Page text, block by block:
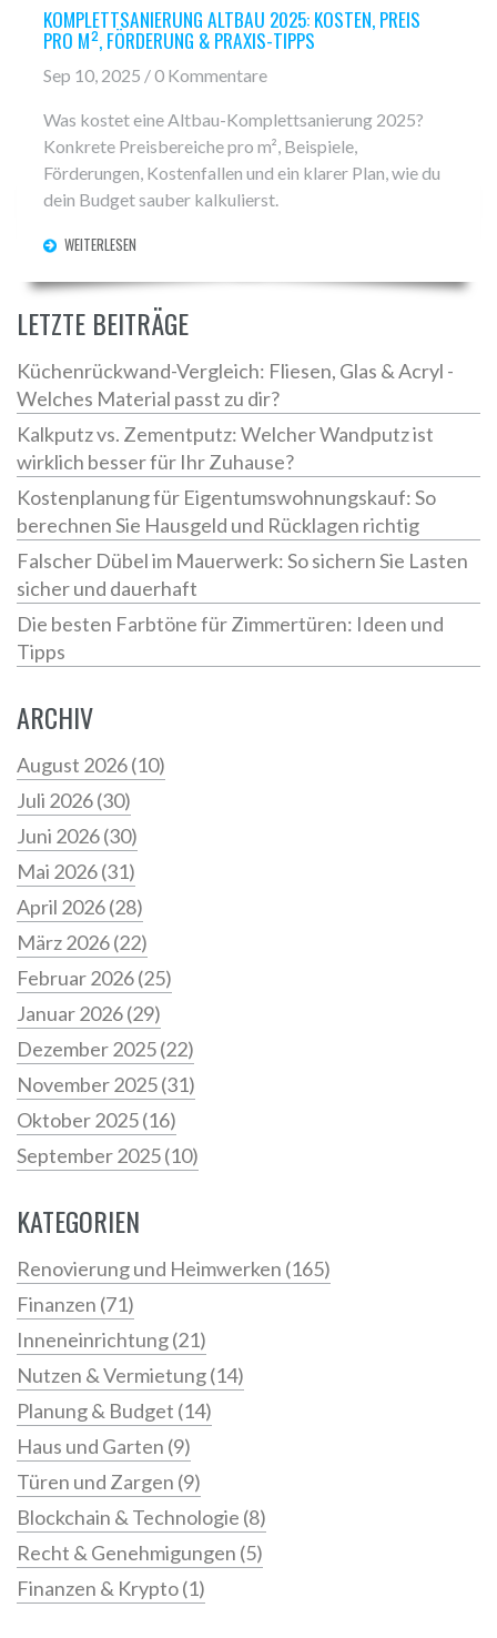
KOMPLETTSANIERUNG ALTBAU 2025: KOSTEN, PREIS
PRO M², FÖRDERUNG & PRAXIS-TIPPS
Sep 10, 2025 / 0 Kommentare
Was kostet eine Altbau-Komplettsanierung 2025?
Konkrete Preisbereiche pro m², Beispiele,
Förderungen, Kostenfallen und ein klarer Plan, wie du
dein Budget sauber kalkulierst.
WEITERLESEN
LETZTE BEITRÄGE
Küchenrückwand-Vergleich: Fliesen, Glas & Acryl -
Welches Material passt zu dir?
Kalkputz vs. Zementputz: Welcher Wandputz ist
wirklich besser für Ihr Zuhause?
Kostenplanung für Eigentumswohnungskauf: So
berechnen Sie Hausgeld und Rücklagen richtig
Falscher Dübel im Mauerwerk: So sichern Sie Lasten
sicher und dauerhaft
Die besten Farbtöne für Zimmertüren: Ideen und
Tipps
ARCHIV
August 2026(10)
Juli 2026(30)
Juni 2026(30)
Mai 2026(31)
April 2026(28)
März 2026(22)
Februar 2026(25)
Januar 2026(29)
Dezember 2025(22)
November 2025(31)
Oktober 2025(16)
September 2025(10)
KATEGORIEN
Renovierung und Heimwerken (165)
Finanzen (71)
Inneneinrichtung(21)
Nutzen & Vermietung(14)
Planung & Budget (14)
Haus und Garten (9)
Türen und Zargen (9)
Blockchain & Technologie (8)
Recht & Genehmigungen (5)
Finanzen & Krypto(1)